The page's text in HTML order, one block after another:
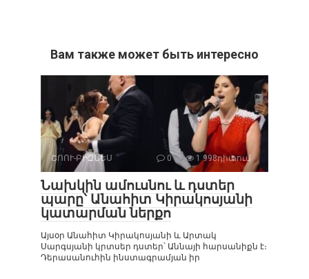
Вам также может быть интересно
ՇՈՈՒ-ԲԻԶՆԵՍ 0 1 998դիտում
Նախկին ամուսնու և դստեր
պարը՝ Անահիտ Կիրակոսյանի
կատարման ներքո
Այսօր Անահիտ Կիրակոսյանի և Արտակ
Սարգսյանի կրտսեր դստեր՝ Աննայի հարսանիքն է։
Դերասանուհին ինստագրամյան իր